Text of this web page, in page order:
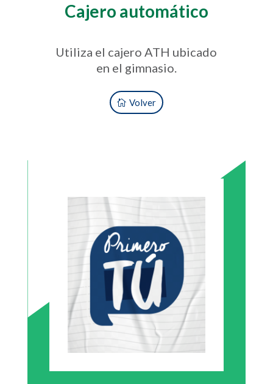
Cajero automático
Utiliza el cajero ATH ubicado
en el gimnasio.
Volver